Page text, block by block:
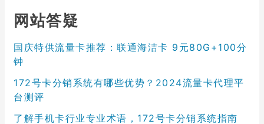
网站答疑
国庆特供流量卡推荐：联通海洁卡 9元80G+100分
钟
172号卡分销系统有哪些优势？2024流量卡代理平
台测评
了解手机卡行业专业术语，172号卡分销系统指南